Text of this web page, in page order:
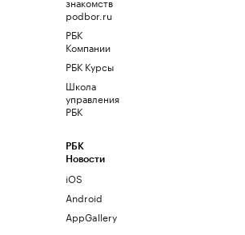
podbor.ru
РБК
Компании
РБК Курсы
Школа
управления
РБК
РБК
Новости
iOS
Android
AppGallery